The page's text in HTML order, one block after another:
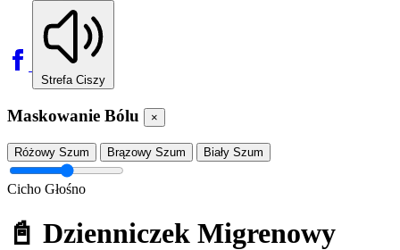
Strefa Ciszy
Maskowanie Bólu ×
Różowy Szum Brązowy Szum Biały Szum
Cicho Głośno
📓 Dzienniczek Migrenowy